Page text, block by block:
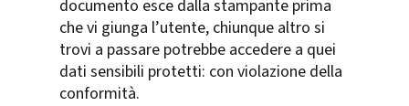
documento esce dalla stampante prima
che vi giunga l’utente, chiunque altro si
trovi a passare potrebbe accedere a quei
dati sensibili protetti: con violazione della
conformità.